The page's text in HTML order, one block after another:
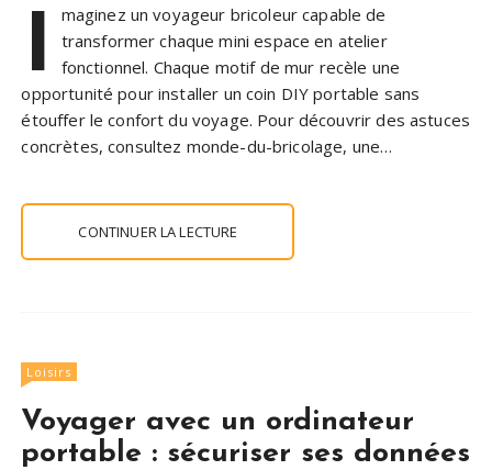
I
maginez un voyageur bricoleur capable de
transformer chaque mini espace en atelier
fonctionnel. Chaque motif de mur recèle une
opportunité pour installer un coin DIY portable sans
étouffer le confort du voyage. Pour découvrir des astuces
concrètes, consultez monde-du-bricolage, une…
CONTINUER LA LECTURE
Loisirs
Voyager avec un ordinateur
portable : sécuriser ses données